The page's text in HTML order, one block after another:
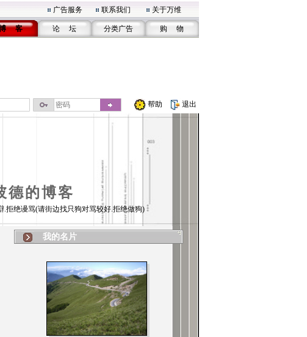
广告服务 联系我们 关于万维
客 论 坛 分类广告 购 物
帮助 退出
德的博客
.拒绝谩骂(请街边找只狗对骂较好.拒绝做狗)
我的名片